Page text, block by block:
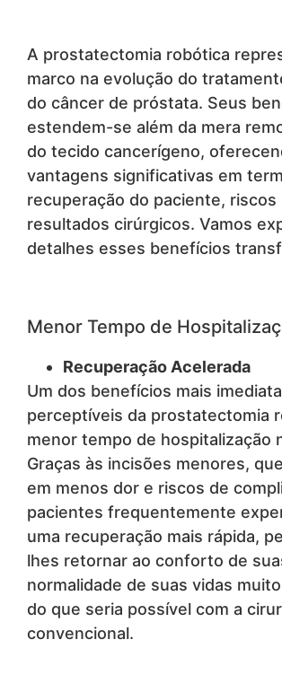
A prostatectomia robótica
marco na evolução do
do câncer de próstata. Seus
estendem-se além da mera
do tecido cancerígeno,
vantagens significativas em
recuperação do paciente, riscos
resultados cirúrgicos. Vamos
detalhes esses benefícios
Menor Tempo de
Recuperação Acelerada
Um dos benefícios mais
perceptíveis da prostatectomia
menor tempo de hospitalização
Graças às incisões menores,
em menos dor e riscos de
pacientes frequentemente
uma recuperação mais rápida,
lhes retornar ao conforto de
normalidade de suas vidas
do que seria possível com a
convencional.